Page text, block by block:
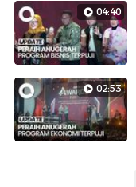
04:40
02:53